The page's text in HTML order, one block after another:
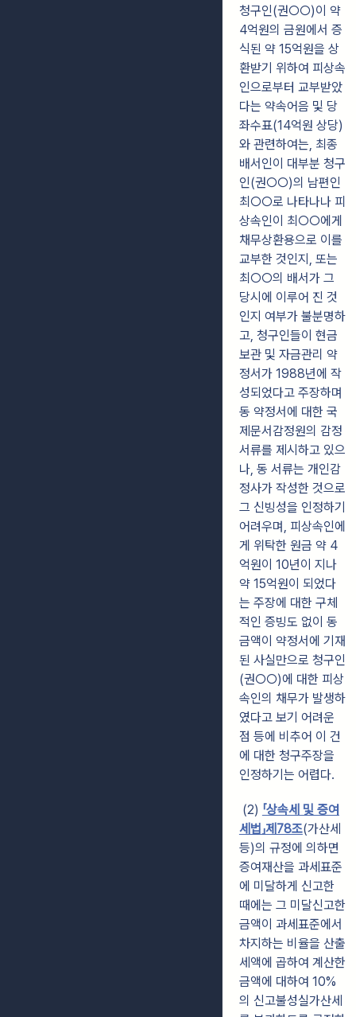
청구인(권○○)이 약
4억원의 금원에서 증
식된 약 15억원을 상
환받기 위하여 피상속
인으로부터 교부받았
다는 약속어음 및 당
좌수표(14억원 상당)
와 관련하여는, 최종
배서인이 대부분 청구
인(권○○)의 남편인
최○○로 나타나나 피
상속인이 최○○에게
채무상환용으로 이를
교부한 것인지, 또는
최○○의 배서가 그
당시에 이루어 진 것
인지 여부가 불분명하
고, 청구인들이 현금
보관 및 자금관리 약
정서가 1988년에 작
성되었다고 주장하며
동 약정서에 대한 국
제문서감정원의 감정
서류를 제시하고 있으
나, 동 서류는 개인감
정사가 작성한 것으로
그 신빙성을 인정하기
어려우며, 피상속인에
게 위탁한 원금 약 4
억원이 10년이 지나
약 15억원이 되었다
는 주장에 대한 구체
적인 증빙도 없이 동
금액이 약정서에 기재
된 사실만으로 청구인
(권○○)에 대한 피상
속인의 채무가 발생하
였다고 보기 어려운
점 등에 비추어 이 건
에 대한 청구주장을
인정하기는 어렵다.
(2) 「상속세 및 증여
세법」제78조(가산세
등)의 규정에 의하면
증여재산을 과세표준
에 미달하게 신고한
때에는 그 미달신고한
금액이 과세표준에서
차지하는 비율을 산출
세액에 곱하여 계산한
금액에 대하여 10%
의 신고불성실가산세